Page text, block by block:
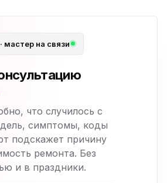
· мастер на связи
что случилось с
симптомы, коды
подскажет причину
ремонта. Без
и в праздники.